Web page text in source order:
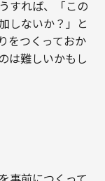
すれば、「この
しないか？」と
をつくっておか
は難しいかもし